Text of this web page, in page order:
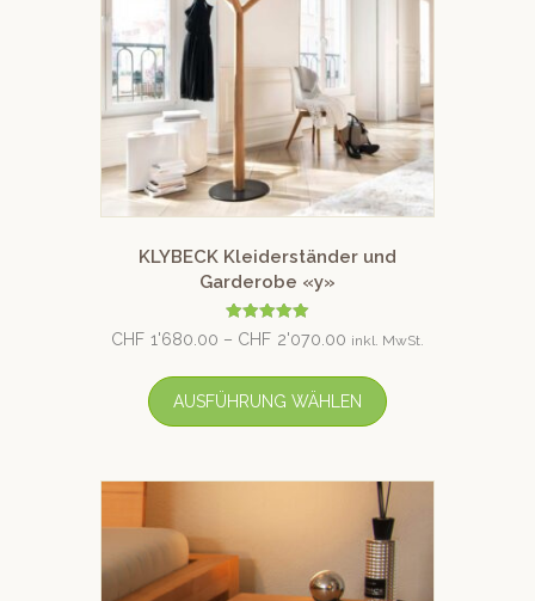
KLYBECK Kleiderständer und
Garderobe «y»
Bewertet mit
5.00
CHF 1'680.00 – CHF 2'070.00 inkl. MwSt.
AUSFÜHRUNG WÄHLEN